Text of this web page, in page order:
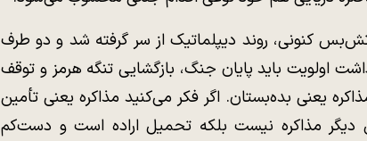
کنونی، روند دیپلماتیک از سر گرفته شد و دو طرف
داشت اولویت باید پایان جنگ، بازگشایی تنگه هرمز و توقف
یعنی بده‌بستان. اگر فکر می‌کنید مذاکره یعنی تأمین
مذاکره نیست بلکه تحمیل اراده است و دست‌کم